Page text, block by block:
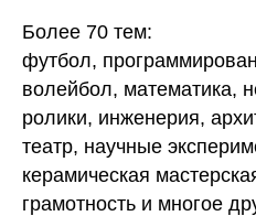
Более 70 тем:
футбол,
волейбол, математика,
ролики, инженерия,
театр, научные
керамическая
грамотность и многое